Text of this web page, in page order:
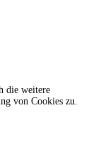
die weitere
von Cookies zu.